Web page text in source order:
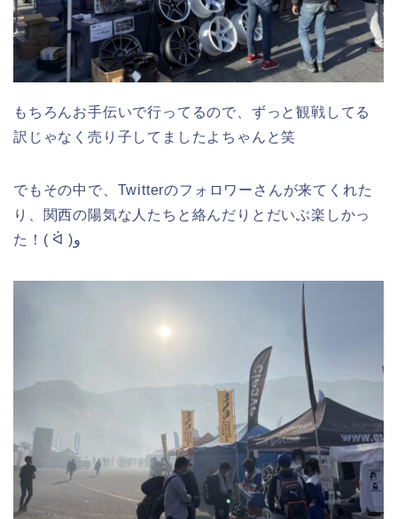
もちろんお手伝いで行ってるので、ずっと観戦してる
訳じゃなく売り子してましたよちゃんと笑
でもその中で、Twitterのフォロワーさんが来てくれた
り、関西の陽気な人たちと絡んだりとだいぶ楽しかっ
た！( ᐛ )و